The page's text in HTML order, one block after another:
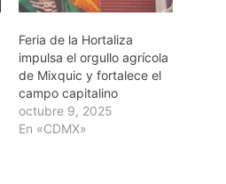
Feria de la Hortaliza
impulsa el orgullo agrícola
de Mixquic y fortalece el
campo capitalino
octubre 9, 2025
En «CDMX»